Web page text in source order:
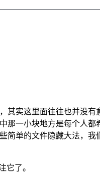
其实这里面往往也并没有
那一小块地方是每个人都
简单的文件隐藏大法，我
它了。